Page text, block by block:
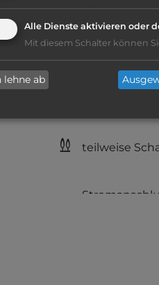
Service: gut,
Grasgelände,
teilweise
Alle Dienste aktivieren oder
Mit diesem Schalter können
lehne ab